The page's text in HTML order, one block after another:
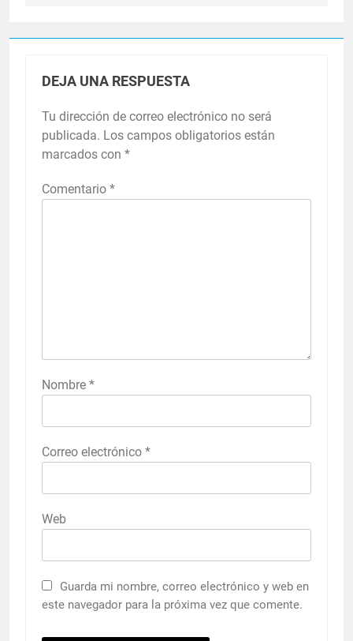
DEJA UNA RESPUESTA
Tu dirección de correo electrónico no será
publicada. Los campos obligatorios están
marcados con *
Comentario *
Nombre *
Correo electrónico *
Web
Guarda mi nombre, correo electrónico y web en
este navegador para la próxima vez que comente.